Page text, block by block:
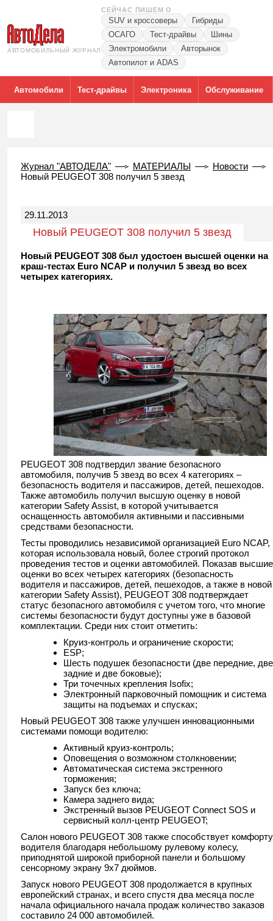
АВТОМОБИЛЬНЫЙ ЖУРНАЛ
СЕЙЧАС ПИШЕМ О
SUV и кроссоверы
Гибриды
ОСАГО
Тест-драйвы
Шины
Электромобили
Авторынок
Автопилот и ADAS
Автомобили Тест-драйвы Электроника Обслуживание
Журнал "АВТОДЕЛА" МАТЕРИАЛЫ
Новости
Новый PEUGEOT 308 получил 5 звезд
29.11.2013
Новый PEUGEOT 308 получил 5 звезд
Новый PEUGEOT 308 был удостоен высшей оценки на
краш-тестах Euro NCAP и получил 5 звезд во всех
четырех категориях.
PEUGEOT 308 подтвердил звание безопасного
автомобиля, получив 5 звезд во всех 4 категориях –
безопасность водителя и пассажиров, детей, пешеходов.
Также автомобиль получил высшую оценку в новой
категории Safety Assist, в которой учитывается
оснащенность автомобиля активными и пассивными
средствами безопасности.
Тесты проводились независимой организацией Euro NCAP,
которая использовала новый, более строгий протокол
проведения тестов и оценки автомобилей. Показав высшие
оценки во всех четырех категориях (безопасность
водителя и пассажиров, детей, пешеходов, а также в новой
категории Safety Assist), PEUGEOT 308 подтверждает
статус безопасного автомобиля с учетом того, что многие
системы безопасности будут доступны уже в базовой
комплектации. Среди них стоит отметить:
Круиз-контроль и ограничение скорости;
ESP;
Шесть подушек безопасности (две передние, две
задние и две боковые);
Три точечных крепления Isofix;
Электронный парковочный помощник и система
защиты на подъемах и спусках;
Новый PEUGEOT 308 также улучшен инновационными
системами помощи водителю:
Активный круиз-контроль;
Оповещения о возможном столкновении;
Автоматическая система экстренного
торможения;
Запуск без ключа;
Камера заднего вида;
Экстренный вызов PEUGEOT Connect SOS и
сервисный колл-центр PEUGEOT;
Салон нового PEUGEOT 308 также способствует комфорту
водителя благодаря небольшому рулевому колесу,
приподнятой широкой приборной панели и большому
сенсорному экрану 9х7 дюймов.
Запуск нового PEUGEOT 308 продолжается в крупных
европейский странах, и всего спустя два месяца после
начала официального начала продаж количество заказов
составило 24 000 автомобилей.